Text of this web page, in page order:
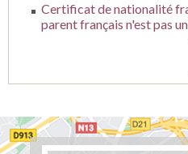
Certificat de nationalité
parent français n'est pas